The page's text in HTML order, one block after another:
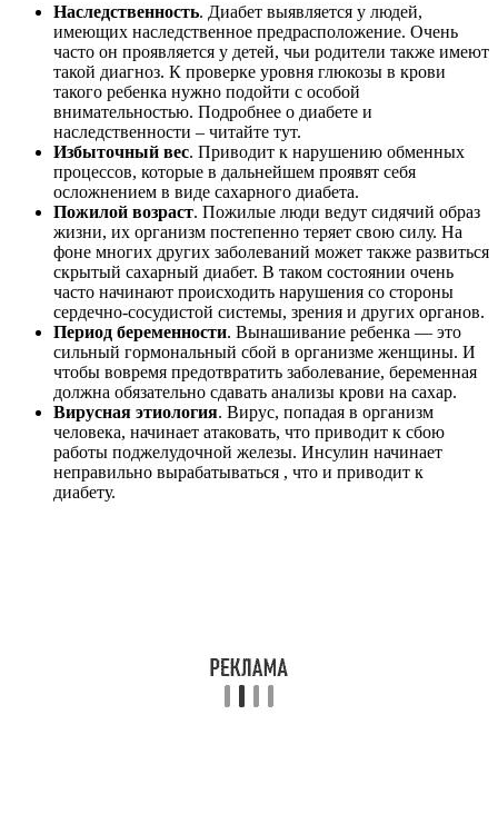
Наследственность. Диабет выявляется у людей,
имеющих наследственное предрасположение. Очень
часто он проявляется у детей, чьи родители также имеют
такой диагноз. К проверке уровня глюкозы в крови
такого ребенка нужно подойти с особой
внимательностью. Подробнее о диабете и
наследственности – читайте тут.
Избыточный вес. Приводит к нарушению обменных
процессов, которые в дальнейшем проявят себя
осложнением в виде сахарного диабета.
Пожилой возраст. Пожилые люди ведут сидячий образ
жизни, их организм постепенно теряет свою силу. На
фоне многих других заболеваний может также развиться
скрытый сахарный диабет. В таком состоянии очень
часто начинают происходить нарушения со стороны
сердечно-сосудистой системы, зрения и других органов.
Период беременности. Вынашивание ребенка — это
сильный гормональный сбой в организме женщины. И
чтобы вовремя предотвратить заболевание, беременная
должна обязательно сдавать анализы крови на сахар.
Вирусная этиология. Вирус, попадая в организм
человека, начинает атаковать, что приводит к сбою
работы поджелудочной железы. Инсулин начинает
неправильно вырабатываться , что и приводит к
диабету.